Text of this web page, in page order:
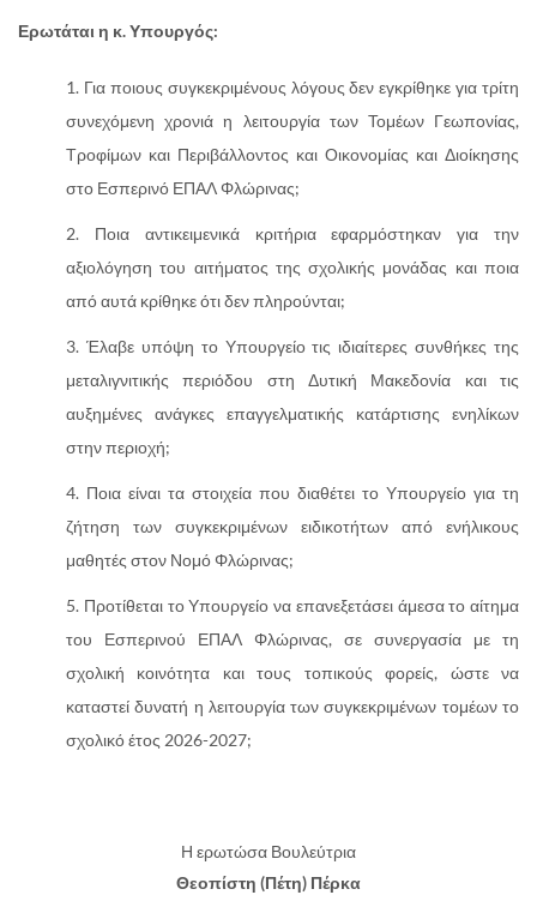
Ερωτάται η κ. Υπουργός:
Για ποιους συγκεκριμένους λόγους δεν εγκρίθηκε για τρίτη
συνεχόμενη χρονιά η λειτουργία των Τομέων Γεωπονίας,
Τροφίμων και Περιβάλλοντος και Οικονομίας και Διοίκησης
στο Εσπερινό ΕΠΑΛ Φλώρινας;
Ποια αντικειμενικά κριτήρια εφαρμόστηκαν για την
αξιολόγηση του αιτήματος της σχολικής μονάδας και ποια
από αυτά κρίθηκε ότι δεν πληρούνται;
Έλαβε υπόψη το Υπουργείο τις ιδιαίτερες συνθήκες της
μεταλιγνιτικής περιόδου στη Δυτική Μακεδονία και τις
αυξημένες ανάγκες επαγγελματικής κατάρτισης ενηλίκων
στην περιοχή;
Ποια είναι τα στοιχεία που διαθέτει το Υπουργείο για τη
ζήτηση των συγκεκριμένων ειδικοτήτων από ενήλικους
μαθητές στον Νομό Φλώρινας;
Προτίθεται το Υπουργείο να επανεξετάσει άμεσα το αίτημα
του Εσπερινού ΕΠΑΛ Φλώρινας, σε συνεργασία με τη
σχολική κοινότητα και τους τοπικούς φορείς, ώστε να
καταστεί δυνατή η λειτουργία των συγκεκριμένων τομέων το
σχολικό έτος 2026-2027;
Η ερωτώσα Βουλεύτρια
Θεοπίστη (Πέτη) Πέρκα